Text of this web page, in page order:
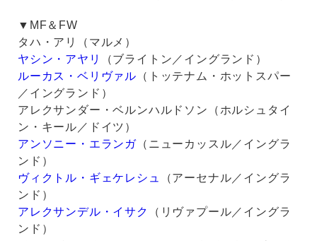
▼MF＆FW
タハ・アリ（マルメ）
ヤシン・アヤリ
（ブライトン／イングランド）
ルーカス・ベリヴァル （トッテナム・ホットスパー
／イングランド）
アレクサンダー・ベルンハルドソン（ホルシュタイ
ン・キール／ドイツ）
アンソニー・エランガ （ニューカッスル／イングラ
ンド）
ヴィクトル・ギェケレシュ
（アーセナル／イングラ
ンド）
アレクサンデル・イサク
（リヴァプール／イングラ
ンド）